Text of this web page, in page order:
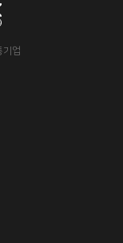
기업